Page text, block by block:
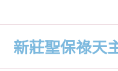
新莊聖保祿天